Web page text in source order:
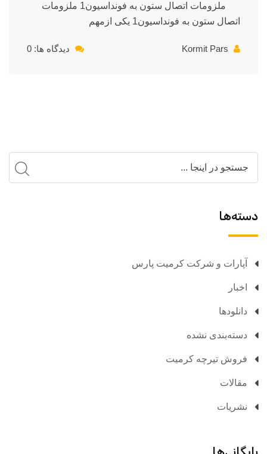
ملزومات اتصال ستون به فونداسیون1 ملزومات
اتصال ستون به فونداسیون1 یکی ازمهم
Kormit Pars دیدگاه ها: 0
دسته‌ها
آپارات و شرکت کرمیت پارس
اخبار
دانلودها
دسته‌بندی نشده
فروش تیرچه کرمیت
مقالات
نشریات